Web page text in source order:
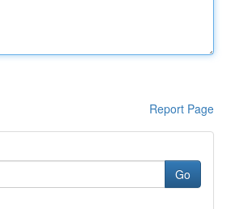
Report Page
Go